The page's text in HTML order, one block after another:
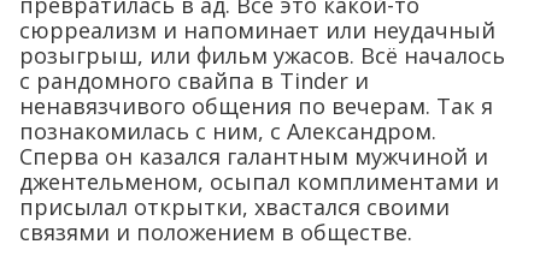
сюрреализм и напоминает или неудачный
розыгрыш, или фильм ужасов. Всё началось
с рандомного свайпа в Tinder и
ненавязчивого общения по вечерам. Так я
познакомилась с ним, с Александром.
Сперва он казался галантным мужчиной и
джентельменом, осыпал комплиментами и
присылал открытки, хвастался своими
связями и положением в обществе.